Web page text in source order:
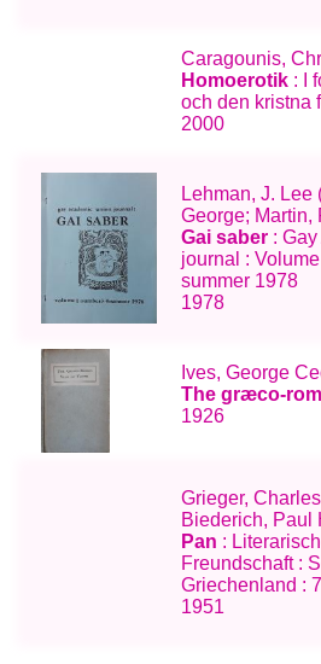
Caragounis,
Homoerotik : I
och den kristna
2000
Lehman, J. Lee
George;
Gai saber :
journal :
summer 1978
1978
Ives, George
The græco-
1926
Grieger,
Biederich,
Pan :
Freundschaft :
Griechenland :
1951